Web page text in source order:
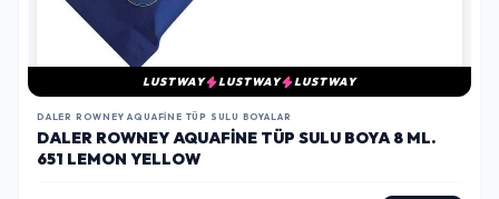
LUSTWAY LUSTWAY LUSTWAY
DALER ROWNEY AQUAFINE TÜP SULU BOYALAR
DALER ROWNEY AQUAFINE TÜP SULU BOYA 8 ML.
651 LEMON YELLOW